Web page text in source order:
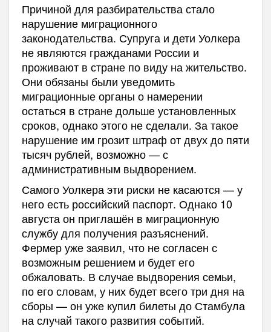
Причиной для разбирательства стало
нарушение миграционного
законодательства. Супруга и дети Уолкера
не являются гражданами России и
проживают в стране по виду на жительство.
Они обязаны были уведомить
миграционные органы о намерении
остаться в стране дольше установленных
сроков, однако этого не сделали. За такое
нарушение им грозит штраф от двух до пяти
тысяч рублей, возможно — с
административным выдворением.
Самого Уолкера эти риски не касаются — у
него есть российский паспорт. Однако 10
августа он приглашён в миграционную
службу для получения разъяснений.
Фермер уже заявил, что не согласен с
возможным решением и будет его
обжаловать. В случае выдворения семьи,
по его словам, у них будет всего три дня на
сборы — он уже купил билеты до Стамбула
на случай такого развития событий.